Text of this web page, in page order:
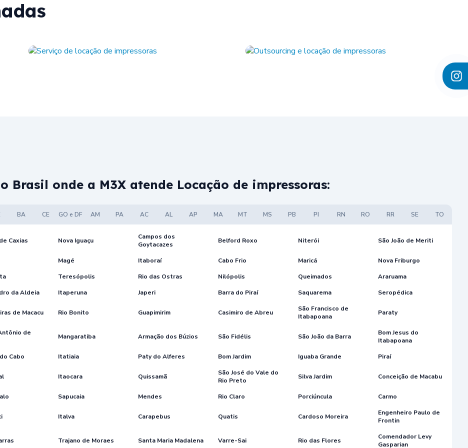
Brasil onde a M3X atende Locação de impressoras:
BA CE GO e DF AM PA AC AL AP MA MT MS PB PI RN RO RR SE TO
Caxias Nova Iguaçu
Campos dos
Goytacazes
Belford Roxo Niterói São João de Meriti
Magé Itaboraí Cabo Frio Maricá
Nova Friburgo
Teresópolis Rio das Ostras Nilópolis Queimados
Araruama
da Aldeia Itaperuna Japeri Barra do Piraí Saquarema Seropédica
de Macacu Rio Bonito Guapimirim Casimiro de Abreu
São Francisco de
Itabapoana
Paraty
de
Mangaratiba Armação dos Búzios São Fidélis São João da Barra
Bom Jesus do
Itabapoana
Cabo Itatiaia Paty do Alferes Bom Jardim Iguaba Grande Piraí
Itaocara Quissamã
São José do Vale do
Rio Preto
Silva Jardim Conceição de Macabu
Sapucaia Mendes Rio Claro Porciúncula Carmo
Italva Carapebus Quatis Cardoso Moreira
Engenheiro Paulo de
Frontin
Trajano de Moraes Santa Maria Madalena Varre-Sai Rio das Flores
Comendador Levy
Gasparian